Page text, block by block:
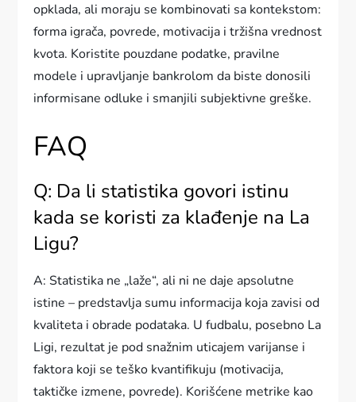
opklada, ali moraju se kombinovati sa kontekstom:
forma igrača, povrede, motivacija i tržišna vrednost
kvota. Koristite pouzdane podatke, pravilne
modele i upravljanje bankrolom da biste donosili
informisane odluke i smanjili subjektivne greške.
FAQ
Q: Da li statistika govori istinu
kada se koristi za klađenje na La
Ligu?
A: Statistika ne „laže“, ali ni ne daje apsolutne
istine – predstavlja sumu informacija koja zavisi od
kvaliteta i obrade podataka. U fudbalu, posebno La
Ligi, rezultat je pod snažnim uticajem varijanse i
faktora koji se teško kvantifikuju (motivacija,
taktičke izmene, povrede). Korišćene metrike kao